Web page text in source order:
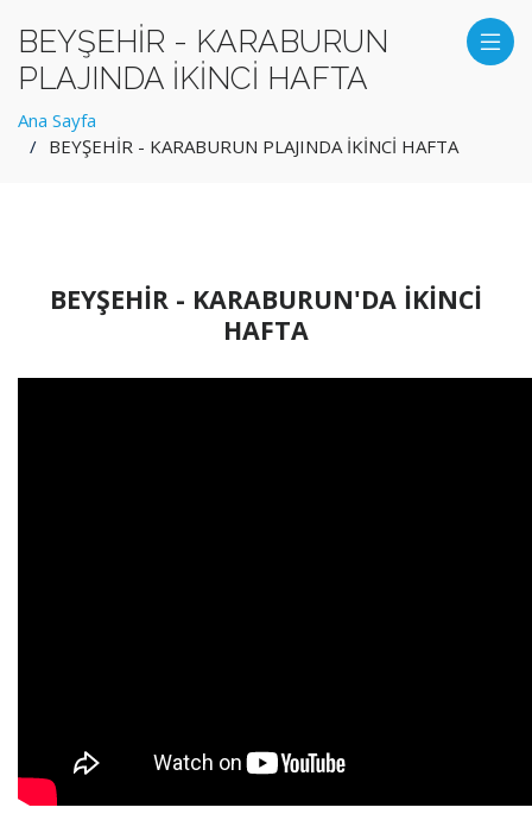
BEYŞEHİR - KARABURUN
PLAJINDA İKİNCİ HAFTA
Ana Sayfa
BEYŞEHİR - KARABURUN PLAJINDA İKİNCİ HAFTA
BEYŞEHİR - KARABURUN'DA İKİNCİ
HAFTA